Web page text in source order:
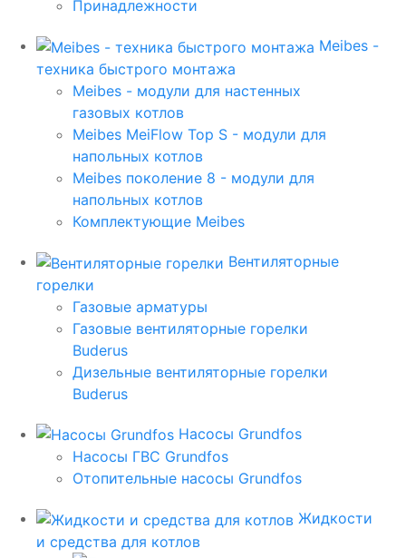
Принадлежности
Meibes -
техника быстрого монтажа
Meibes - модули для настенных
газовых котлов
Meibes MeiFlow Top S - модули для
напольных котлов
Meibes поколение 8 - модули для
напольных котлов
Комплектующие Meibes
Вентиляторные
горелки
Газовые арматуры
Газовые вентиляторные горелки
Buderus
Дизельные вентиляторные горелки
Buderus
Насосы Grundfos
Насосы ГВС Grundfos
Отопительные насосы Grundfos
Жидкости
и средства для котлов